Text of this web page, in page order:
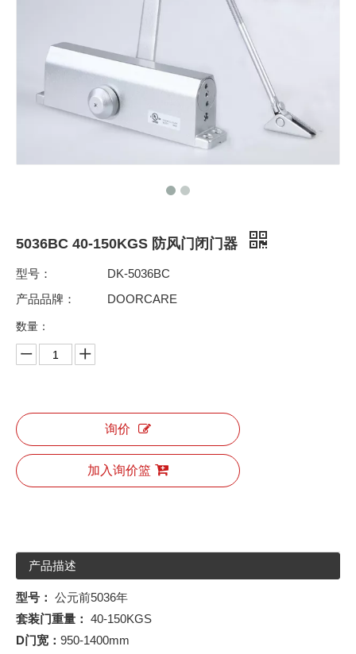
5036BC 40-150KGS 防风门闭门器
型号：
DK-5036BC
产品品牌：
DOORCARE
数量：
询价
加入询价篮
产品描述
型号： 公元前5036年
套装门重量： 40-150KGS
D门宽： 950-1400mm